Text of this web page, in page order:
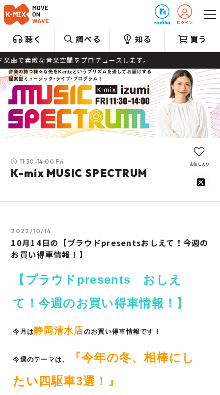
聴く 調べる 知る 買う
素敵な音楽空間をプロデュースします。
11:30-14:00 Fri
K-mix MUSIC SPECTRUM
お気に入り
2022/10/14
10月14日の【プラウドpresentsおしえて！今週の
お買い得車情報！】
【プラウドpresents おしえ
て！今週のお買い得車情報！】
今月は静岡清水店のお買い得車情報です！
今週のテーマは、
『今年の冬、相棒にし
たい四駆車3選！』